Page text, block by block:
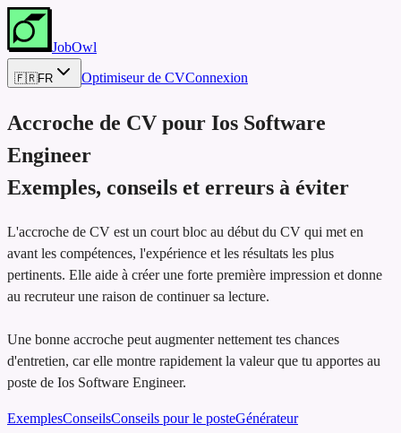
JobOwl
🇫🇷FR Optimiseur de CVConnexion
Accroche de CV pour Ios Software
Engineer
Exemples, conseils et erreurs à éviter
L'accroche de CV est un court bloc au début du CV qui met en
avant les compétences, l'expérience et les résultats les plus
pertinents. Elle aide à créer une forte première impression et donne
au recruteur une raison de continuer sa lecture.
Une bonne accroche peut augmenter nettement tes chances
d'entretien, car elle montre rapidement la valeur que tu apportes au
poste de Ios Software Engineer.
ExemplesConseilsConseils pour le posteGénérateur